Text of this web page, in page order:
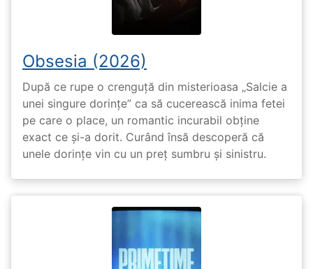
Obsesia (2026)
După ce rupe o crenguță din misterioasa „Salcie a
unei singure dorințe” ca să cucerească inima fetei
pe care o place, un romantic incurabil obține
exact ce și-a dorit. Curând însă descoperă că
unele dorințe vin cu un preț sumbru și sinistru.